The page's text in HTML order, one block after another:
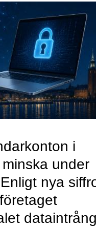
i
under
nya